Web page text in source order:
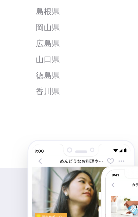
島根県
岡山県
広島県
山口県
徳島県
香川県